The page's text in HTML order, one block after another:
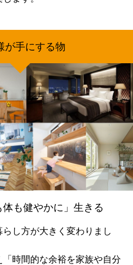
が手にする物
体も健やかに」生きる
し方が大きく変わりまし
時間的な余裕を家族や自分